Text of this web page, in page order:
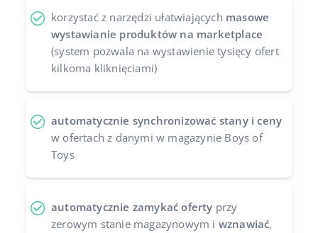
korzystać z narzędzi ułatwiających masowe
wystawianie produktów na marketplace
(system pozwala na wystawienie tysięcy ofert
kilkoma kliknięciami)
automatycznie synchronizować stany i ceny
w ofertach z danymi w magazynie Boys of
Toys
automatycznie zamykać oferty przy
zerowym stanie magazynowym i wznawiać,